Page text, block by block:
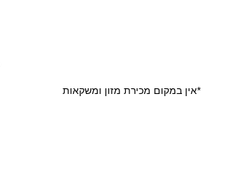
*אין במקום מכירת מזון ומשקאות